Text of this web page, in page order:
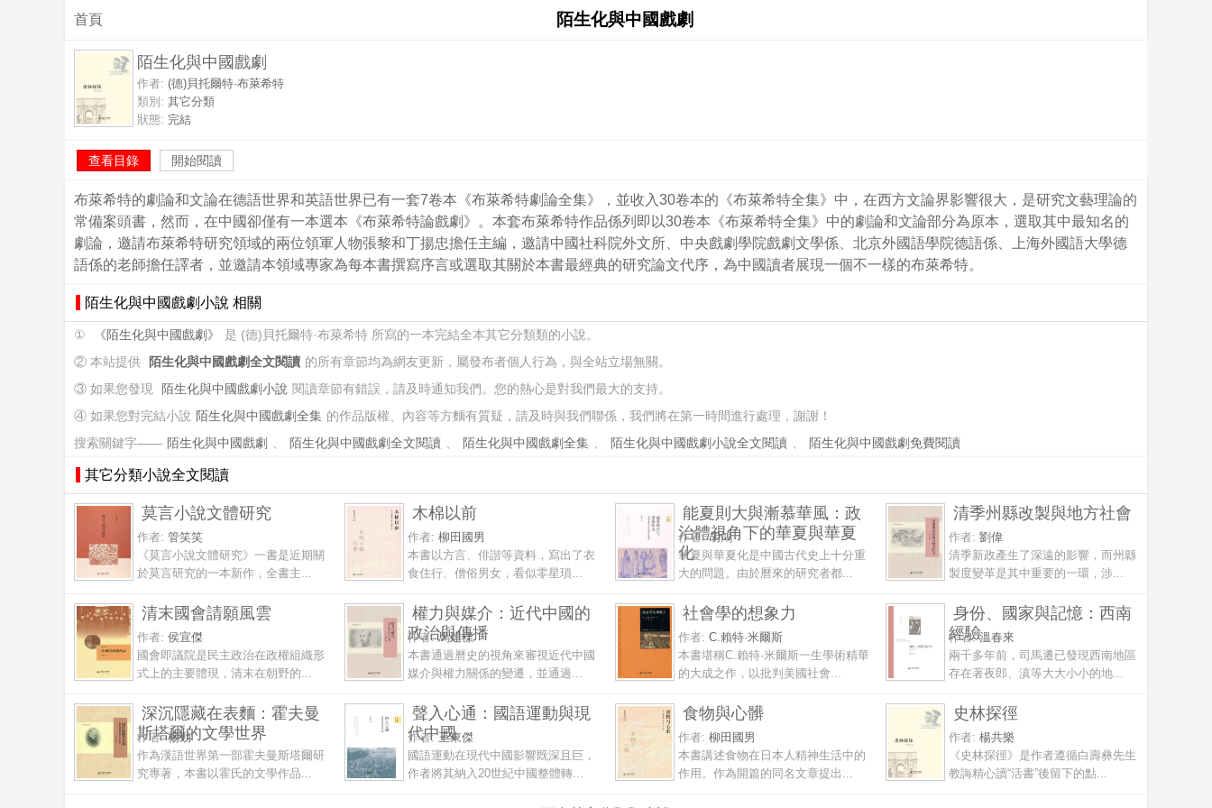
首頁 陌生化與中國戲劇
陌生化與中國戲劇
作者: (德)貝托爾特·布萊希特
類別: 其它分類
狀態: 完結
查看目錄 開始閱讀
布萊希特的劇論和文論在德語世界和英語世界已有一套7卷本《布萊希特劇論全集》，並收入30卷本的《布萊希特全集》中，在西方文論界影響很大，是研究文藝理論的
常備案頭書，然而，在中國卻僅有一本選本《布萊希特論戲劇》。本套布萊希特作品係列即以30卷本《布萊希特全集》中的劇論和文論部分為原本，選取其中最知名的
劇論，邀請布萊希特研究領域的兩位領軍人物張黎和丁揚忠擔任主編，邀請中國社科院外文所、中央戲劇學院戲劇文學係、北京外國語學院德語係、上海外國語大學德
語係的老師擔任譯者，並邀請本領域專家為每本書撰寫序言或選取其關於本書最經典的研究論文代序，為中國讀者展現一個不一樣的布萊希特。
陌生化與中國戲劇小說 相關
① 《陌生化與中國戲劇》
是 (德)貝托爾特·布萊希特 所寫的一本完結全本其它分類類的小說。
② 本站提供
陌生化與中國戲劇全文閱讀 的所有章節均為網友更新，屬發布者個人行為，與全站立場無關。
③ 如果您發現
陌生化與中國戲劇小說 閱讀章節有錯誤，請及時通知我們。您的熱心是對我們最大的支持。
④ 如果您對完結小說 陌生化與中國戲劇全集 的作品版權、內容等方麵有質疑，請及時與我們聯係，我們將在第一時間進行處理，謝謝！
搜索關鍵字—— 陌生化與中國戲劇 、 陌生化與中國戲劇全文閱讀 、 陌生化與中國戲劇全集 、 陌生化與中國戲劇小說全文閱讀 、 陌生化與中國戲劇免費閱讀
其它分類小說全文閱讀
莫言小說文體研究
作者: 管笑笑
《莫言小說文體研究》一書是近期關
於莫言研究的一本新作，全書主...
木棉以前
作者: 柳田國男
本書以方言、俳諧等資料，寫出了衣
食住行、僧俗男女，看似零星瑣...
能夏則大與漸慕華風：政
治體視角下的華夏與華夏
化
作者:胡鴻
華夏與華夏化是中國古代史上十分重
大的問題。由於曆來的研究者都...
清季州縣改製與地方社會
作者: 劉偉
清季新政產生了深遠的影響，而州縣
製度變革是其中重要的一環，涉...
清末國會請願風雲
作者: 侯宜傑
國會即議院是民主政治在政權組織形
式上的主要體現，清末在朝野的...
權力與媒介：近代中國的
政治與傳播
作者:馬建標
本書通過曆史的視角來審視近代中國
媒介與權力關係的變遷，並通過...
社會學的想象力
作者: C.賴特·米爾斯
本書堪稱C.賴特·米爾斯一生學術精華
的大成之作，以批判美國社會...
身份、國家與記憶：西南
經驗
作者:溫春來
兩千多年前，司馬遷已發現西南地區
存在著夜郎、滇等大大小小的地...
深沉隱藏在表麵：霍夫曼
斯塔爾的文學世界
作者:楊勁
作為漢語世界第一部霍夫曼斯塔爾研
究專著，本書以霍氏的文學作品...
聲入心通：國語運動與現
代中國
作者:王東傑
國語運動在現代中國影響既深且巨，
作者將其納入20世紀中國整體轉...
食物與心髒
作者: 柳田國男
本書講述食物在日本人精神生活中的
作用。作為開篇的同名文章提出...
史林探徑
作者: 楊共樂
《史林探徑》是作者遵循白壽彝先生
教誨精心讀“活書”後留下的點...